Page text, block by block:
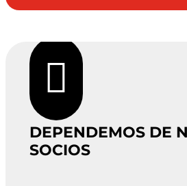

DEPENDEMOS DE
SOCIOS